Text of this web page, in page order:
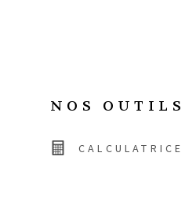
NOS OUTILS
CALCULATRICE